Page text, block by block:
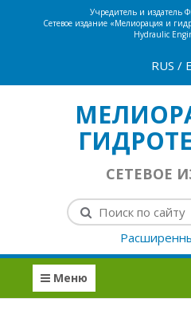
Учредитель и издатель
Сетевое издание «Мелиорация и
Hydraulic
RUS /
СЕТЕВОЕ
Меню